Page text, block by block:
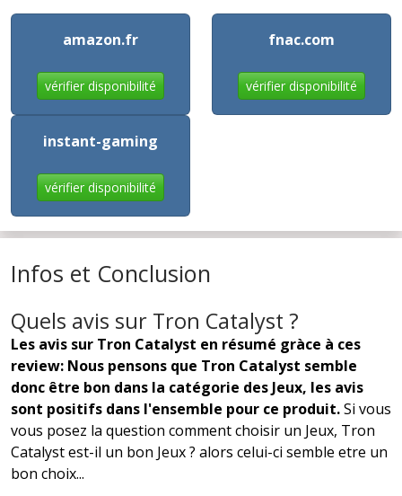
amazon.fr
vérifier disponibilité
fnac.com
vérifier disponibilité
instant-gaming
vérifier disponibilité
Infos et Conclusion
Quels avis sur Tron Catalyst ?
Les avis sur Tron Catalyst en résumé gràce à ces
review: Nous pensons que Tron Catalyst semble
donc être bon dans la catégorie des Jeux, les avis
sont positifs dans l'ensemble pour ce produit.Si vous
vous posez la question comment choisir un Jeux, Tron
Catalyst est-il un bon Jeux ? alors celui-ci semble etre un
bon choix...